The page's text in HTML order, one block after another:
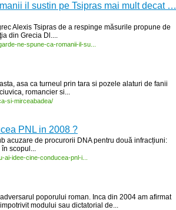
il sustin pe Tsipras mai mult decat …
Alexis Tsipras de a respinge măsurile propune de
din Grecia Dl....
ne-spune-ca-romanii-il-su...
asa ca turneul prin tara si pozele alaturi de fanii
romancier si...
si-mirceabadea/
PNL in 2008 ?
acuzare de procurorii DNA pentru două infracțiuni:
scopul...
ai-idee-cine-conducea-pnl-i...
poporului roman. Inca din 2004 am afirmat
modului sau dictatorial de...